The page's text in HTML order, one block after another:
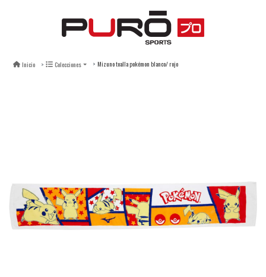
Inicio Colecciones Mizuno toalla pokémon blanco/ rojo